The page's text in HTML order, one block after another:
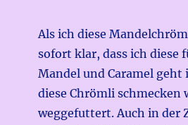
Als ich diese
sofort klar, dass ich diese
Mandel und Caramel geht
diese Chrömli
weggefuttert. Auch in der